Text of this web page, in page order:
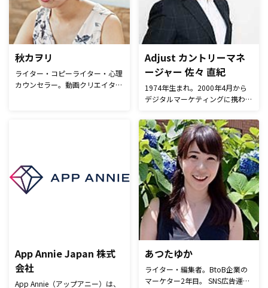
秋カヲリ
ライター・コピーライター・心理
カウンセラー。動画クリエイター
Adjust カントリーマネ
ージャー 佐々 直紀
1974年生まれ。2000年4月から
デジタルマーケティングに携わ
シティ、Yahoo!ショッピング、
ショッピングサーチビカム、リタ
ーゲティング・DMPのVizuryにて
AE、AM、マーケティング業務を
経験。2016年1月からTUNEの日
本法人の立ち上げメンバーとし
て、本格的にアプリ計測分野に参
入、2016年11月よりAdjustに参
画。数々のスタートアップの立ち
上げから軌道に乗せた経験を生か
し、カントリーマネージャーとし
ている...
App Annie Japan 株式
会社
App Annie（アップアニー）は、
あつたゆか
ライター・編集者。BtoB企業の
マーケター2年目。 SNS広告運